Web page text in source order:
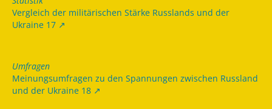
Vergleich der militärischen Stärke Russlands und der
Ukraine 17
Umfragen
Meinungsumfragen zu den Spannungen zwischen Russland
und der Ukraine 18